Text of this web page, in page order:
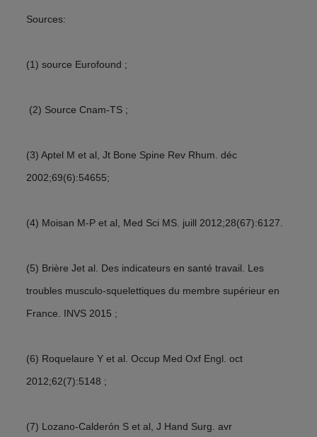
Sources:
(1) source Eurofound ;
(2) Source Cnam-TS ;
(3) Aptel M et al, Jt Bone Spine Rev Rhum. déc
2002;69(6):54655;
(4) Moisan M-P et al, Med Sci MS. juill 2012;28(67):6127.
(5) Brière Jet al. Des indicateurs en santé travail. Les
troubles musculo-squelettiques du membre supérieur en
France. INVS 2015 ;
(6) Roquelaure Y et al. Occup Med Oxf Engl. oct
2012;62(7):5148 ;
(7) Lozano-Calderón S et al, J Hand Surg. avr